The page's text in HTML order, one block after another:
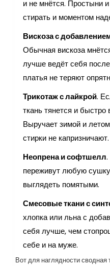
и не мнётся. Простыни
стирать и моментом
Вискоза с
Обычная вискоза
лучше ведёт себя
платья не теряют
Трикотаж с лайкрой.
ткань тянется и
Выручает зимой и
стирки не капризничают.
Неопрена и софтшелл.
переживут любую
выглядеть помятыми.
Смесовые ткани с
хлопка или льна с
себя лучше, чем
себе и на муже.
Вот для наглядности сводная